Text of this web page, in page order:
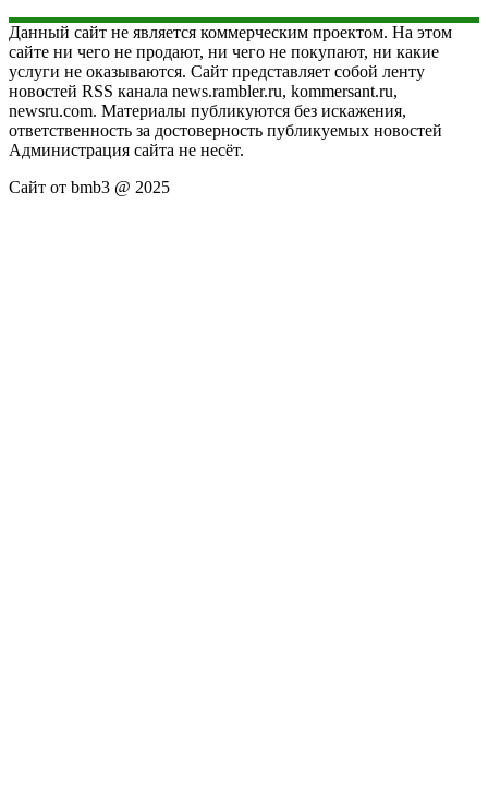
Данный сайт не является коммерческим проектом. На этом
сайте ни чего не продают, ни чего не покупают, ни какие
услуги не оказываются. Сайт представляет собой ленту
новостей RSS канала news.rambler.ru, kommersant.ru,
newsru.com. Материалы публикуются без искажения,
ответственность за достоверность публикуемых новостей
Администрация сайта не несёт.
Сайт от bmb3 @ 2025